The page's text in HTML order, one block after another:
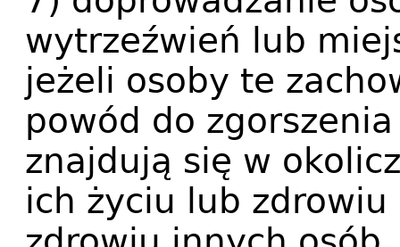
wytrzeźwień lub
jeżeli osoby te
powód do
znajdują się w
ich życiu lub